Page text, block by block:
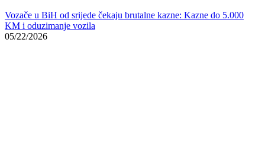
Vozače u BiH od srijede čekaju brutalne kazne: Kazne do 5.000
KM i oduzimanje vozila
05/22/2026